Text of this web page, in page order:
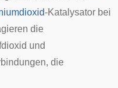
-Katalysator bei
die
und
die